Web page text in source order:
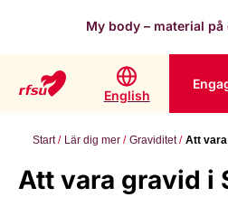
My body – material
English
Start Lär dig mer Graviditet Att
Att vara gravid i